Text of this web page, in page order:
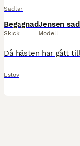
Sadlar
Begagnad
Skick
Jensen
Modell
Eslöv